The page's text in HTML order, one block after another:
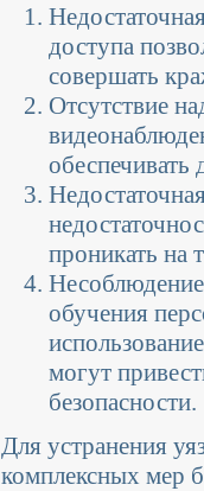
доступа
совершать
Отсутствие
обеспечивать
проникать на
Несоблюдение
обучения
могут
безопасности.
Для устранения
комплексных мер